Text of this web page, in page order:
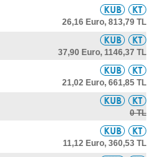
26,16 Euro, 813,79 TL
37,90 Euro, 1146,37 TL
21,02 Euro, 661,85 TL
0 TL
11,12 Euro, 360,53 TL